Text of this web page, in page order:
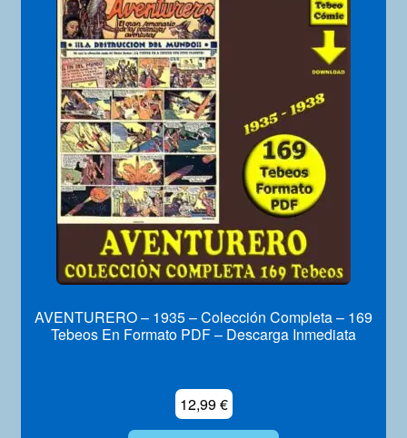
AVENTURERO – 1935 – Colección Completa – 169
Tebeos En Formato PDF – Descarga Inmediata
12,99€